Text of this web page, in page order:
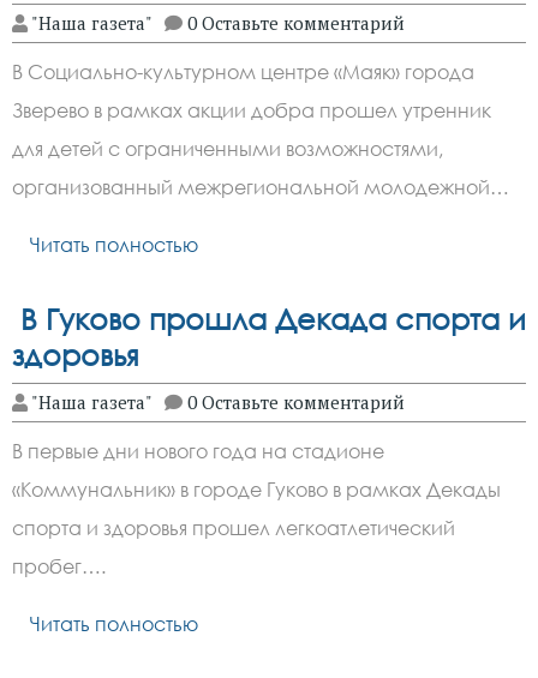
"Наша газета" 0 Оставьте комментарий
В Социально-культурном центре «Маяк» города
Зверево в рамках акции добра прошел утренник
для детей с ограниченными возможностями,
организованный межрегиональной молодежной…
Читать полностью
В Гуково прошла Декада спорта и
здоровья
"Наша газета" 0 Оставьте комментарий
В первые дни нового года на стадионе
«Коммунальник» в городе Гуково в рамках Декады
спорта и здоровья прошел легкоатлетический
пробег….
Читать полностью